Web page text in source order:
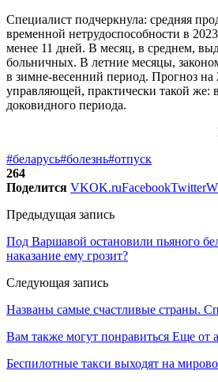
Специалист подчеркнула: средняя
временной нетрудоспособности в
менее 11 дней. В месяц, в среднем,
больничных. В летние месяцы,
в зимне-весенний период. Прогноз на
управляющей, практически такой же:
доковидного периода.
#беларусь#болезнь#отпуск
264
Поделится VKOK.ruFacebookTwitter
Предыдущая запись
Под Варшавой остановили пьяного
наказание ему грозит?
Следующая запись
Названы самые счастливые страны.
Вам также могут понравиться Еще от
Беспилотные такси выходят на